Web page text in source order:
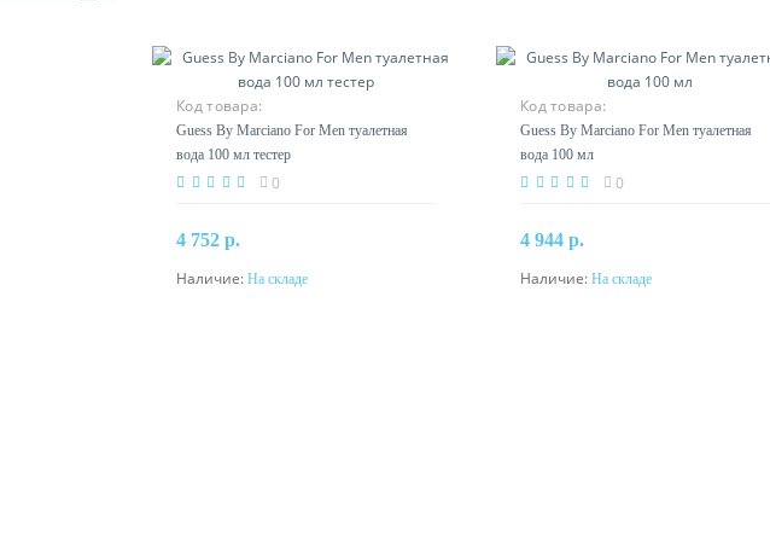
Код товара:
Guess By Marciano For Men туалетная
вода 100 мл тестер
0
4 752 р.
В корзину
Наличие: На складе
Код товара:
Guess By Marciano For Men туалетная
вода 100 мл
0
4 944 р.
В корзину
Наличие: На складе